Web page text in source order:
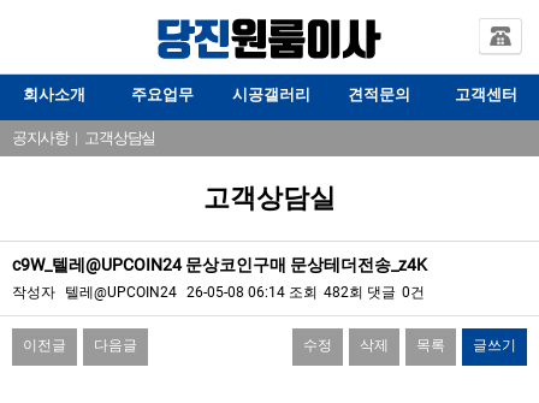
회사소개 주요업무 시공갤러리 견적문의 고객센터
공지사항| 고객상담실
고객상담실
c9W_텔레@UPCOIN24 문상코인구매 문상테더전송_z4K
작성자 텔레@UPCOIN24 26-05-08 06:14 조회 482회 댓글 0건
이전글 다음글 수정 삭제 목록 글쓰기